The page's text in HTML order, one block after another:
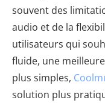
souvent des
audio et de la
utilisateurs qui
fluide, une
plus simples,
solution plus